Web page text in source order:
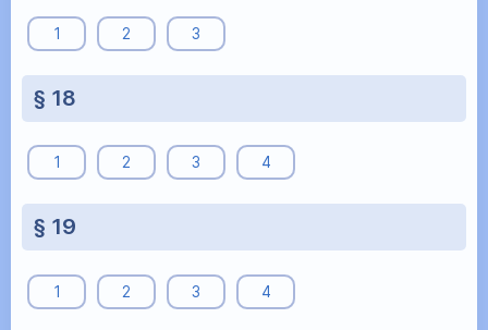
1 2 3
§ 18
1 2 3 4
§ 19
1 2 3 4